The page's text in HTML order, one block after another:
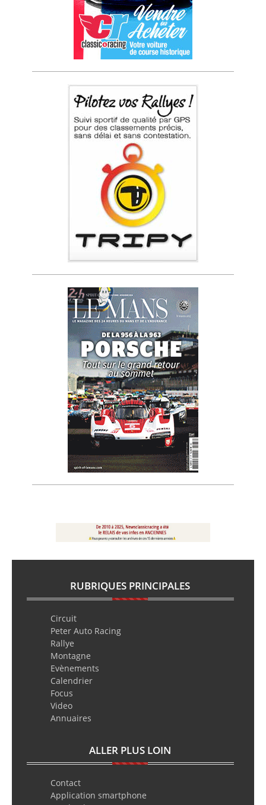
RUBRIQUES PRINCIPALES
Circuit
Peter Auto Racing
Rallye
Montagne
Evènements
Calendrier
Focus
Video
Annuaires
ALLER PLUS LOIN
Contact
Application smartphone